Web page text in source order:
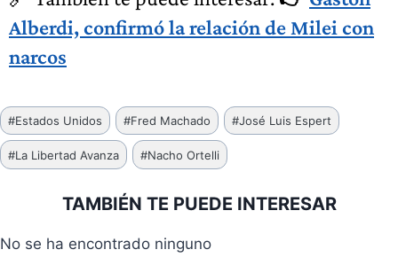
Alberdi, confirmó la relación de Milei con
narcos
Etiquetas
de
la
#Estados Unidos #Fred Machado #José Luis Espert
#La Libertad Avanza #Nacho Ortelli
TAMBIÉN TE PUEDE INTERESAR
No se ha encontrado ninguno